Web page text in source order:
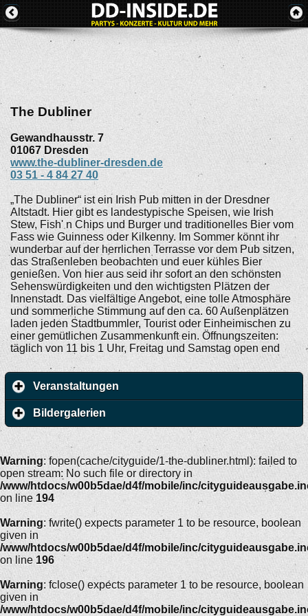
The Dubliner
Gewandhausstr. 7
01067 Dresden
www.the-dubliner-dresden.de
03 51 - 4 84 27 40
„The Dubliner“ ist ein Irish Pub mitten in der Dresdner
Altstadt. Hier gibt es landestypische Speisen, wie Irish
Stew, Fish' n Chips und Burger und traditionelles Bier vom
Fass wie Guinness oder Kilkenny. Im Sommer könnt ihr
wunderbar auf der herrlichen Terrasse vor dem Pub sitzen,
das Straßenleben beobachten und euer kühles Bier
genießen. Von hier aus seid ihr sofort an den schönsten
Sehenswürdigkeiten und den wichtigsten Plätzen der
Innenstadt. Das vielfältige Angebot, eine tolle Atmosphäre
und sommerliche Stimmung auf den ca. 60 Außenplätzen
laden jeden Stadtbummler, Tourist oder Einheimischen zu
einer gemütlichen Zusammenkunft ein. Öffnungszeiten:
täglich von 11 bis 1 Uhr, Freitag und Samstag open end
Veranstaltungen
Bildergalerien
Warning: fopen(cache/cityguide/1-the-dubliner.html): failed to
open stream: No such file or directory in
/www/htdocs/w00b5dae/d4f/mobile/inc/
on line 194
Warning: fwrite() expects parameter 1 to be resource, boolean
given in
/www/htdocs/w00b5dae/d4f/mobile/inc/
on line 196
Warning: fclose() expects parameter 1 to be resource, boolean
given in
/www/htdocs/w00b5dae/d4f/mobile/inc/